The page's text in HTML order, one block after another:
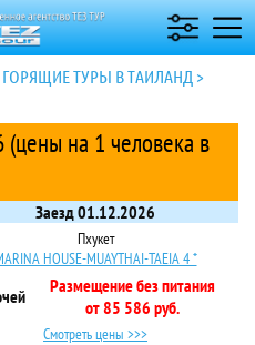
ГОРЯЩИЕ ТУРЫ В ТАИЛАНД >
(цены на 1 человека в
Заезд 01.12.2026
Пхукет
HOUSE-MUAYTHAI-TAEIA 4 *
Размещение без питания
от 85 586 руб.
Смотреть цены >>>